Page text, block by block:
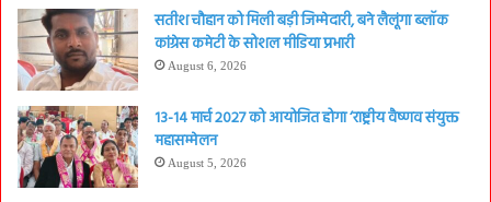
सतीश चौहान को मिली बड़ी जिम्मेदारी, बने लैलूंगा ब्लॉक
कांग्रेस कमेटी के सोशल मीडिया प्रभारी
August 6, 2026
13-14 मार्च 2027 को आयोजित होगा ‘राष्ट्रीय वैष्णव संयुक्त
महासम्मेलन
August 5, 2026